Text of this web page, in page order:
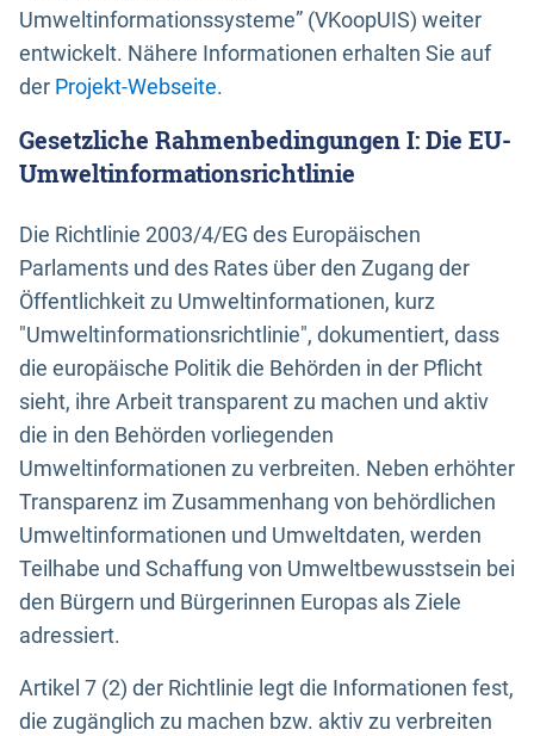
Umweltinformationssysteme” (VKoopUIS) weiter
entwickelt. Nähere Informationen erhalten Sie auf
der Projekt-Webseite.
Gesetzliche Rahmenbedingungen I: Die EU-
Umweltinformationsrichtlinie
Die Richtlinie 2003/4/EG des Europäischen
Parlaments und des Rates über den Zugang der
Öffentlichkeit zu Umweltinformationen, kurz
"Umweltinformationsrichtlinie", dokumentiert, dass
die europäische Politik die Behörden in der Pflicht
sieht, ihre Arbeit transparent zu machen und aktiv
die in den Behörden vorliegenden
Umweltinformationen zu verbreiten. Neben erhöhter
Transparenz im Zusammenhang von behördlichen
Umweltinformationen und Umweltdaten, werden
Teilhabe und Schaffung von Umweltbewusstsein bei
den Bürgern und Bürgerinnen Europas als Ziele
adressiert.
Artikel 7 (2) der Richtlinie legt die Informationen fest,
die zugänglich zu machen bzw. aktiv zu verbreiten